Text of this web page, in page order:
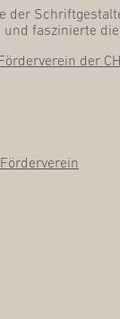
der
fas­zi­nier­te die
der
Förderverein